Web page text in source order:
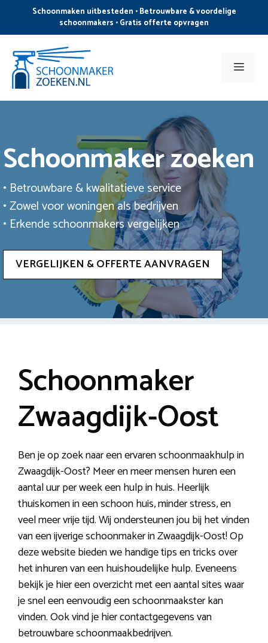
de
inhoud
Schoonmaken uitbesteden • Betrouwbare & voordelige
schoonmakers • Gratis offerte opvragen
Menu
Schoonmaker zoeken
• Betrouwbare & kwalitatieve service
• Zowel voor woningen als bedrijven
• Erkende schoonmakers vergelijken
VERGELIJKEN & OFFERTE AANVRAGEN
Schoonmaker
Zwaagdijk-Oost
Ben je op zoek naar een ervaren schoonmaakhulp in
Zwaagdijk-Oost? Meer en meer mensen huren een
aantal uur per week een hulp in huis. Heerlijk
thuiskomen in een schoon huis, minder stress, en
veel meer vrije tijd. Wij ondersteunen jou bij het vinden
van een ijverige schoonmaker in Zwaagdijk-Oost! Op
deze website bieden we handige tips en tricks over
het inhuren van een huishoudelijke hulp. Eveneens
bekijk je hier een overzicht met een aantal sites waar
je snel een eenvoudig een schoonmaakster kan
vinden. Ook vind je hier contactgegevens van
betrouwbare schoonmaakbedrijven.